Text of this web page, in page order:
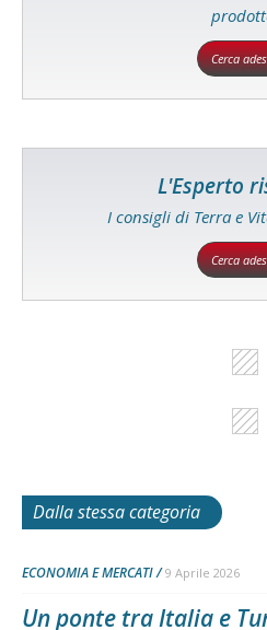
Cerca
L'Esperto
I consigli di Terra e
Cerca
Dalla stessa categoria
ECONOMIA E MERCATI 9 Aprile 2026
Un ponte tra Italia e